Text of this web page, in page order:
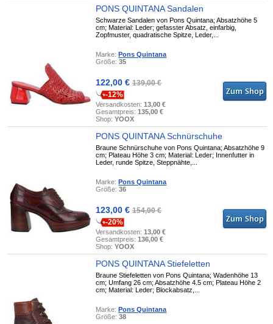
PONS QUINTANA Sandalen
Schwarze Sandalen von Pons Quintana; Absatzhöhe 5
cm; Material: Leder; gefasster Absatz, einfarbig,
Zopfmuster, quadratische Spitze, Leder,...
Marke:Pons Quintana
Größe:35
122,00 €139,00 €
-12%
Versandkosten:13,00 €
Gesamtpreis:135,00 €
Shop:YOOX
PONS QUINTANA Schnürschuhe
Braune Schnürschuhe von Pons Quintana; Absatzhöhe 9
cm; Plateau Höhe 3 cm; Material: Leder; Innenfutter in
Leder, runde Spitze, Steppnähte,...
Marke:Pons Quintana
Größe:36
123,00 €154,00 €
-20%
Versandkosten:13,00 €
Gesamtpreis:136,00 €
Shop:YOOX
PONS QUINTANA Stiefeletten
Braune Stiefeletten von Pons Quintana; Wadenhöhe 13
cm; Umfang 26 cm; Absatzhöhe 4.5 cm; Plateau Höhe 2
cm; Material: Leder; Blockabsatz,...
Marke:Pons Quintana
Größe:38